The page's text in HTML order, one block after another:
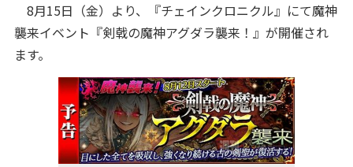
8月15日（金）より、『チェインクロニクル』にて魔神
襲来イベント『剣戟の魔神アグダラ襲来！』が開催され
ます。